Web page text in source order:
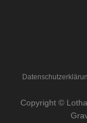
Copyright ©